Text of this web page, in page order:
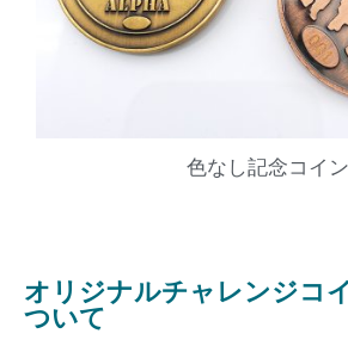
色なし記念コイン
オリジナルチャレンジコ
ついて